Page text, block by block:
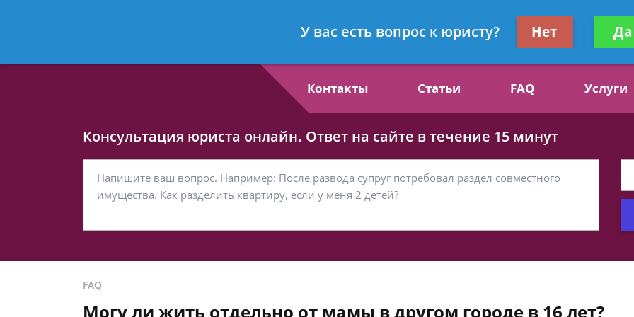
- Семейный юрист, специалист по алиментам
Получите
Контакты Статьи FAQ Услуги
Консультация юриста онлайн. Ответ на сайте в течение 15 минут
FAQ
Могу ли жить отдельно от мамы в другом городе в 16 лет?
У вас есть вопрос к юристу? Нет Да